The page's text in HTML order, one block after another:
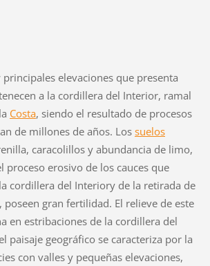
principales elevaciones que presenta
a la cordillera del Interior, ramal
Costa, siendo el resultado de procesos
de millones de años. Los suelos
caracolillos y abundancia de limo,
proceso erosivo de los cauces que
cordillera del Interiory de la retirada de
poseen gran fertilidad. El relieve de este
en estribaciones de la cordillera del
paisaje geográfico se caracteriza por la
con valles y pequeñas elevaciones,